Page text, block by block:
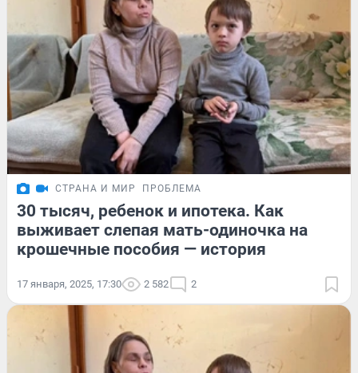
СТРАНА И МИР ПРОБЛЕМА
30 тысяч, ребенок и ипотека. Как
выживает слепая мать-одиночка на
крошечные пособия — история
17 января, 2025, 17:30 2 582 2